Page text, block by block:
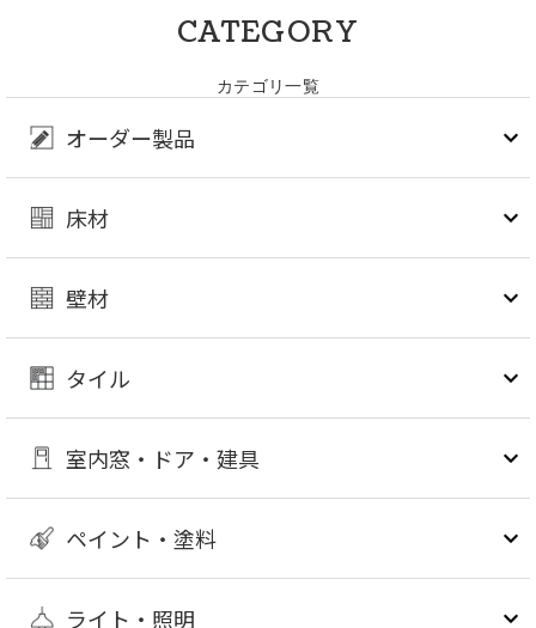
CATEGORY
カテゴリ一覧
オーダー製品
床材
壁材
タイル
室内窓・ドア・建具
ペイント・塗料
ライト・照明